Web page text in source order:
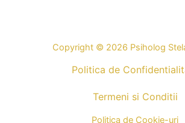
Copyright © 2026 Psiholog
Politica de
Termeni si Conditii
Politica de Cookie-uri